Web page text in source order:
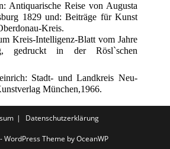
Antiquarische Reise von Augusta
1829 und: Beiträge für Kunst
Kreis.
Kreis-Intelligenz-Blatt vom Jahre
gedruckt in der Rösl`schen
Stadt- und Landkreis Neu-
München,1966.
Datenschutzerklärung
WordPress Theme by OceanWP